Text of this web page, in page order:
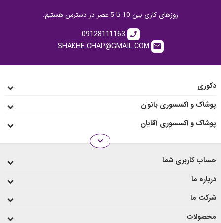
روزهای کاری بین 10 تا 5 عصر در دسترس هستیم.
call
09128111163
email
دکوری
پوشاک و اکسسوری بانوان
پوشاک و اکسسوری آقایان
انواع رو میزی
لیوان و ماگ
expand_more
حساب کاربری شما
درباره ما
شرکت ما
محصولات